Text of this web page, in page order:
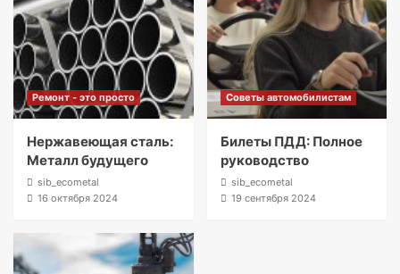
Ремонт - это просто
Нержавеющая сталь:
Металл будущего
sib_ecometal
16 октября 2024
Советы автомобилистам
Билеты ПДД: Полное
руководство
sib_ecometal
19 сентября 2024